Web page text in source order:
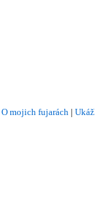
O mojich fujarách |